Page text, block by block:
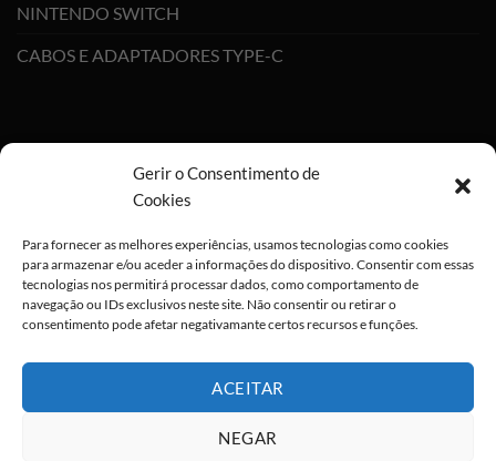
Gerir o Consentimento de
Cookies
Para fornecer as melhores experiências, usamos tecnologias como cookies
para armazenar e/ou aceder a informações do dispositivo. Consentir com essas
tecnologias nos permitirá processar dados, como comportamento de
navegação ou IDs exclusivos neste site. Não consentir ou retirar o
consentimento pode afetar negativamante certos recursos e funções.
ACEITAR
NEGAR
NINTENDO SWITCH
CABOS E ADAPTADORES TYPE-C